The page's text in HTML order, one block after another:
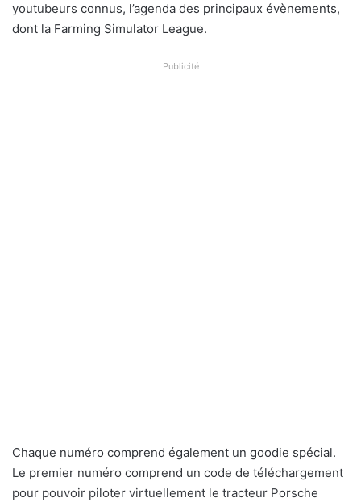
youtubeurs connus, l’agenda des principaux évènements,
dont la Farming Simulator League.
Publicité
Chaque numéro comprend également un goodie spécial.
Le premier numéro comprend un code de téléchargement
pour pouvoir piloter virtuellement le tracteur Porsche